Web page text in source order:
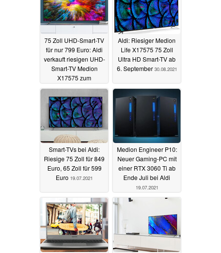
75 Zoll UHD-Smart-TV
für nur 799 Euro: Aldi
verkauft riesigen UHD-
Smart-TV Medion
X17575 zum
Spitzenpreis01.11.2021
Aldi: Riesiger Medion
Life X17575 75 Zoll
Ultra HD Smart-TV ab
6. September 30.08.2021
Smart-TVs bei Aldi:
Riesige 75 Zoll für 849
Euro, 65 Zoll für 599
Euro 19.07.2021
Medion Engineer P10:
Neuer Gaming-PC mit
einer RTX 3060 Ti ab
Ende Juli bei Aldi
19.07.2021